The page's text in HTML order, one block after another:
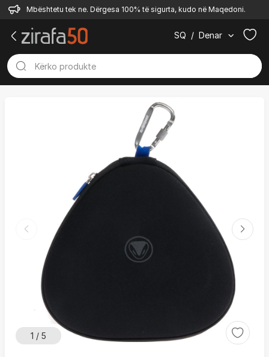
Mbështetu tek ne. Dërgesa 100% të sigurta, kudo në Maqedoni.
SQ / Denar
1 / 5